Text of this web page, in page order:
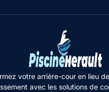
votre arrière-cour en lieu
avec les solutions de